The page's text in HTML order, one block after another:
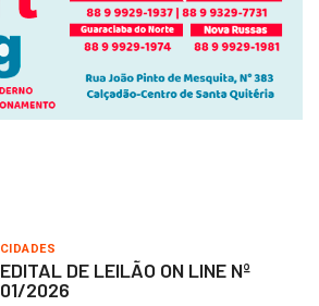
CIDADES
EDITAL DE LEILÃO ON LINE Nº
01/2026